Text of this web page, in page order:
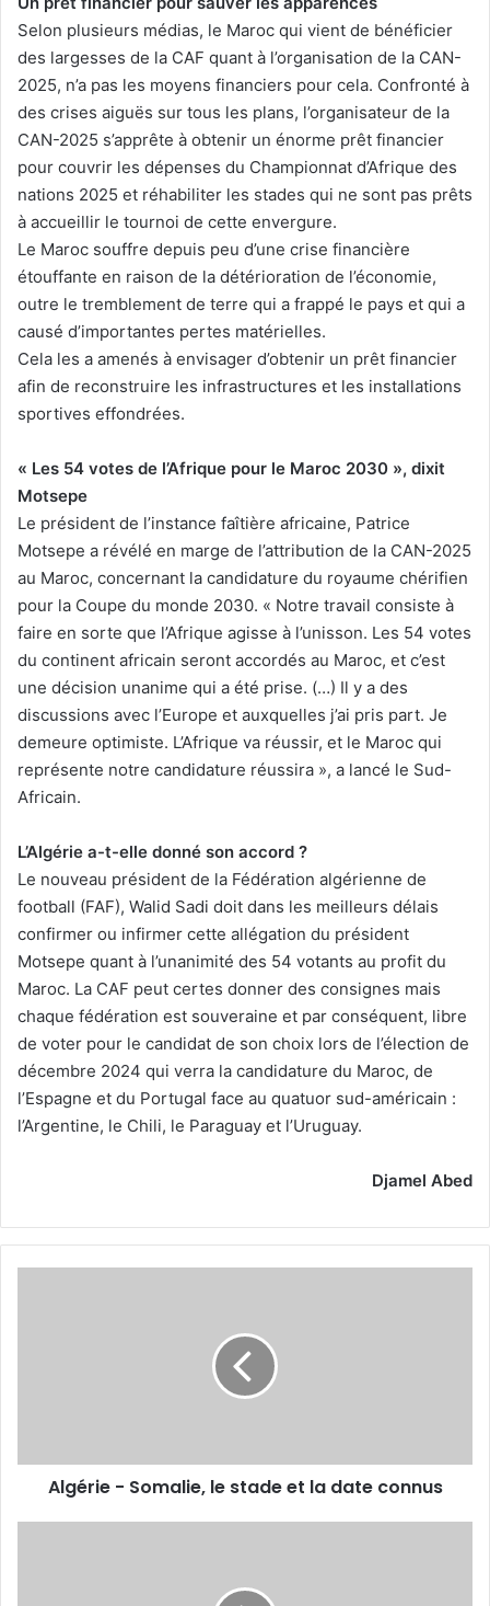
Selon plusieurs médias, le Maroc qui vient de bénéficier
des largesses de la CAF quant à l’organisation de la CAN-
2025, n’a pas les moyens financiers pour cela. Confronté à
des crises aiguës sur tous les plans, l’organisateur de la
CAN-2025 s’apprête à obtenir un énorme prêt financier
pour couvrir les dépenses du Championnat d’Afrique des
nations 2025 et réhabiliter les stades qui ne sont pas prêts
à accueillir le tournoi de cette envergure.
Le Maroc souffre depuis peu d’une crise financière
étouffante en raison de la détérioration de l’économie,
outre le tremblement de terre qui a frappé le pays et qui a
causé d’importantes pertes matérielles.
Cela les a amenés à envisager d’obtenir un prêt financier
afin de reconstruire les infrastructures et les installations
sportives effondrées.
« Les 54 votes de l’Afrique pour le Maroc 2030 », dixit
Motsepe
Le président de l’instance faîtière africaine, Patrice
Motsepe a révélé en marge de l’attribution de la CAN-2025
au Maroc, concernant la candidature du royaume chérifien
pour la Coupe du monde 2030. « Notre travail consiste à
faire en sorte que l’Afrique agisse à l’unisson. Les 54 votes
du continent africain seront accordés au Maroc, et c’est
une décision unanime qui a été prise. (…) Il y a des
discussions avec l’Europe et auxquelles j’ai pris part. Je
demeure optimiste. L’Afrique va réussir, et le Maroc qui
représente notre candidature réussira », a lancé le Sud-
Africain.
L’Algérie a-t-elle donné son accord ?
Le nouveau président de la Fédération algérienne de
football (FAF), Walid Sadi doit dans les meilleurs délais
confirmer ou infirmer cette allégation du président
Motsepe quant à l’unanimité des 54 votants au profit du
Maroc. La CAF peut certes donner des consignes mais
chaque fédération est souveraine et par conséquent, libre
de voter pour le candidat de son choix lors de l’élection de
décembre 2024 qui verra la candidature du Maroc, de
l’Espagne et du Portugal face au quatuor sud-américain :
l’Argentine, le Chili, le Paraguay et l’Uruguay.
Djamel Abed
connus
Algérie - Somalie, le stade et la date connus